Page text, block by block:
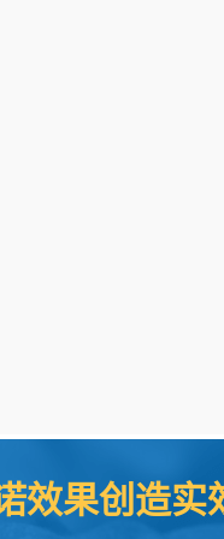
效果创造实